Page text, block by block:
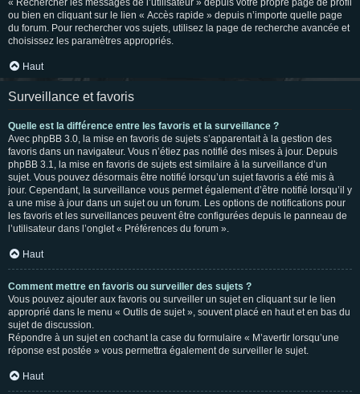
« Rechercher les messages de l’utilisateur » depuis votre propre page de profil
ou bien en cliquant sur le lien « Accès rapide » depuis n’importe quelle page
du forum. Pour rechercher vos sujets, utilisez la page de recherche avancée et
choisissez les paramètres appropriés.
Haut
Surveillance et favoris
Quelle est la différence entre les favoris et la surveillance ?
Avec phpBB 3.0, la mise en favoris de sujets s’apparentait à la gestion des
favoris dans un navigateur. Vous n’étiez pas notifié des mises à jour. Depuis
phpBB 3.1, la mise en favoris de sujets est similaire à la surveillance d’un
sujet. Vous pouvez désormais être notifié lorsqu’un sujet favoris a été mis à
jour. Cependant, la surveillance vous permet également d’être notifié lorsqu’il y
a une mise à jour dans un sujet ou un forum. Les options de notifications pour
les favoris et les surveillances peuvent être configurées depuis le panneau de
l’utilisateur dans l’onglet « Préférences du forum ».
Haut
Comment mettre en favoris ou surveiller des sujets ?
Vous pouvez ajouter aux favoris ou surveiller un sujet en cliquant sur le lien
approprié dans le menu « Outils de sujet », souvent placé en haut et en bas du
sujet de discussion.
Répondre à un sujet en cochant la case du formulaire « M’avertir lorsqu’une
réponse est postée » vous permettra également de surveiller le sujet.
Haut